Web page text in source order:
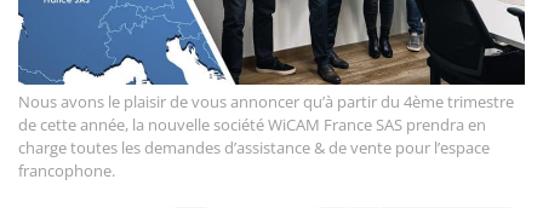
Nous avons le plaisir de vous annoncer qu’à partir du 4ème trimestre
de cette année, la nouvelle société WiCAM France SAS prendra en
charge toutes les demandes d’assistance & de vente pour l’espace
francophone.